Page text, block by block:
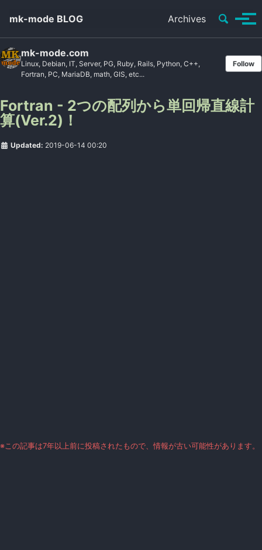
mk-mode BLOG Archives Toggle
mk-mode.com
Linux, Debian, IT, Server, PG, Ruby, Rails, Python, C++,
Fortran, PC, MariaDB, math, GIS, etc...
Follow
Fortran - 2つの配列から単回帰直線計
算(Ver.2)！
Updated: 2019-06-14 00:20
※この記事は7年以上前に投稿されたもので、情報が古い可能性があります。